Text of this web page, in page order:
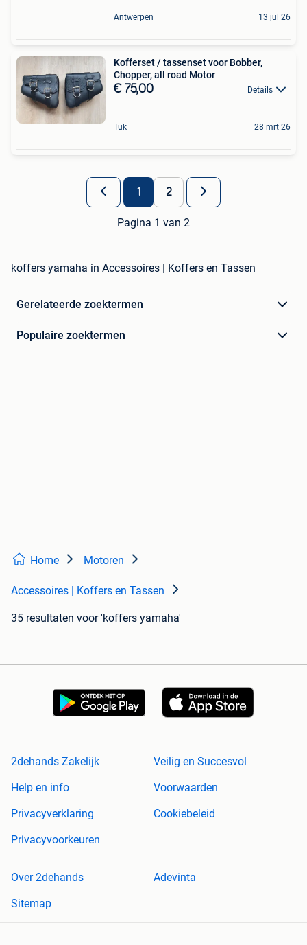
Antwerpen 13 jul 26
Kofferset / tassenset voor Bobber,
Chopper, all road Motor
€ 75,00 Details
Tuk 28 mrt 26
1 2
Pagina 1 van 2
koffers yamaha in Accessoires | Koffers en Tassen
Gerelateerde zoektermen
Populaire zoektermen
Home Motoren
Accessoires | Koffers en Tassen
35 resultaten voor 'koffers yamaha'
2dehands Zakelijk
Veilig en Succesvol
Help en info
Voorwaarden
Privacyverklaring
Cookiebeleid
Privacyvoorkeuren
Over 2dehands
Adevinta
Sitemap